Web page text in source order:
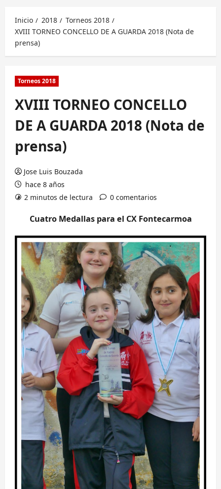
Inicio
2018
Torneos 2018
XVIII TORNEO CONCELLO DE A GUARDA 2018 (Nota de
prensa)
Torneos 2018
XVIII TORNEO CONCELLO
DE A GUARDA 2018 (Nota de
prensa)
Jose Luis Bouzada
hace 8 años
2 minutos de lectura
0 comentarios
Cuatro Medallas para el CX Fontecarmoa